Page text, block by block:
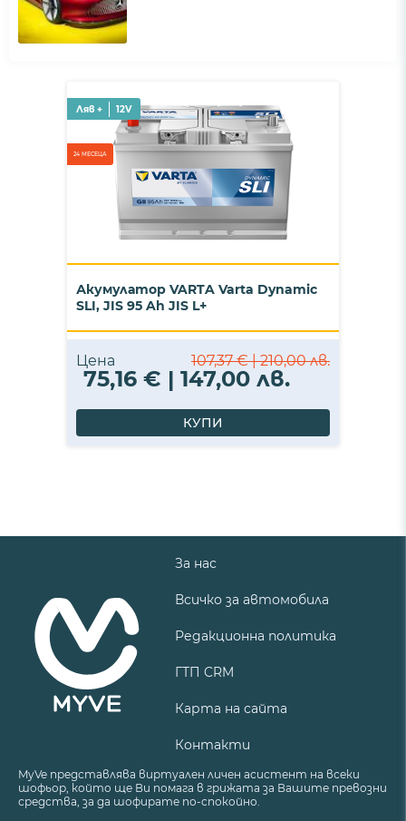
Ляв + 12V
24 МЕСЕЦА
Акумулатор VARTA Varta Dynamic
SLI, JIS 95 Ah JIS L+
Цена 107,37 € | 210,00 лв.
75,16 € | 147,00 лв.
КУПИ
За нас
Всичко за автомобила
Редакционна политика
ГТП CRM
Карта на сайта
Контакти
MyVe представлява виртуален личен асистент на всеки
шофьор, който ще Ви помага в грижата за Вашите превозни
средства, за да шофирате по-спокойно.